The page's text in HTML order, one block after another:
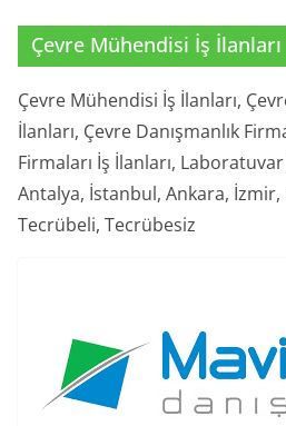
Çevre Mühendisi İş İlanları
Çevre Mühendisi İş İlanları,
İlanları, Çevre Danışmanlık
Firmaları İş İlanları,
Antalya, İstanbul, Ankara, İzmir,
Tecrübeli, Tecrübesiz